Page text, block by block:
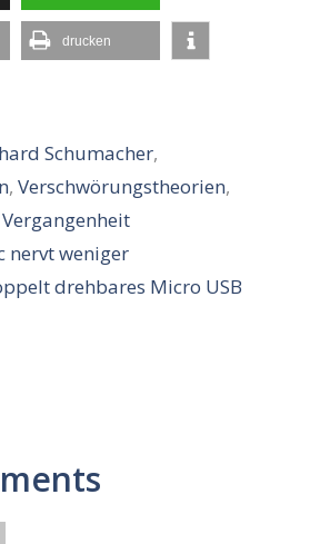
drucken
Schumacher,
, Verschwörungstheorien,
nervt weniger
drehbares Micro USB